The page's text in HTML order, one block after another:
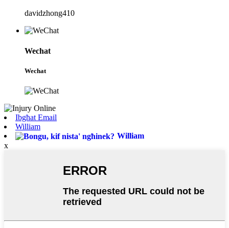
davidzhong410
Wechat
Wechat
Ibgħat Email
William
William
x